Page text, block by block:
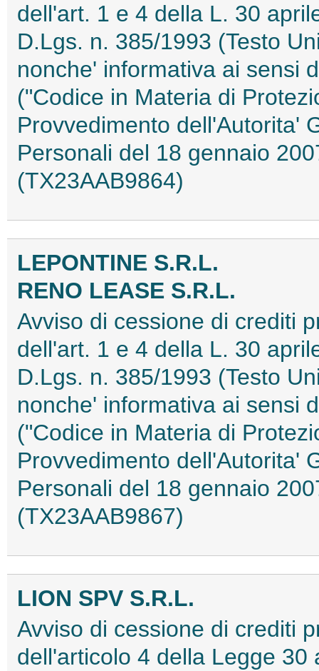
dell'art. 1 e 4 della L. 30
D.Lgs. n. 385/1993 (Testo
nonche' informativa ai sensi
("Codice in Materia di
Provvedimento dell'Autorita'
Personali del 18 gennaio
(TX23AAB9864)
LEPONTINE S.R.L.
RENO LEASE S.R.L.
Avviso di cessione di crediti
dell'art. 1 e 4 della L. 30
D.Lgs. n. 385/1993 (Testo
nonche' informativa ai sensi
("Codice in Materia di
Provvedimento dell'Autorita'
Personali del 18 gennaio
(TX23AAB9867)
LION SPV S.R.L.
Avviso di cessione di crediti
dell'articolo 4 della Legge